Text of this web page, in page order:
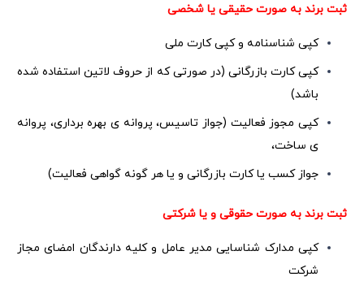
ثبت برند به صورت حقیقی یا شخصی
کپی شناسنامه و کپی کارت ملی
کپی کارت بازرگانی (در صورتی که از حروف لاتین استفاده شده
باشد)
کپی مجوز فعالیت (جواز تاسیس، پروانه ی بهره برداری، پروانه
ی ساخت،
جواز کسب یا کارت بازرگانی و یا هر گونه گواهی فعالیت)
ثبت برند به صورت حقوقی و یا شرکتی
کپی مدارک شناسایی مدیر عامل و کلیه دارندگان امضای مجاز
شرکت